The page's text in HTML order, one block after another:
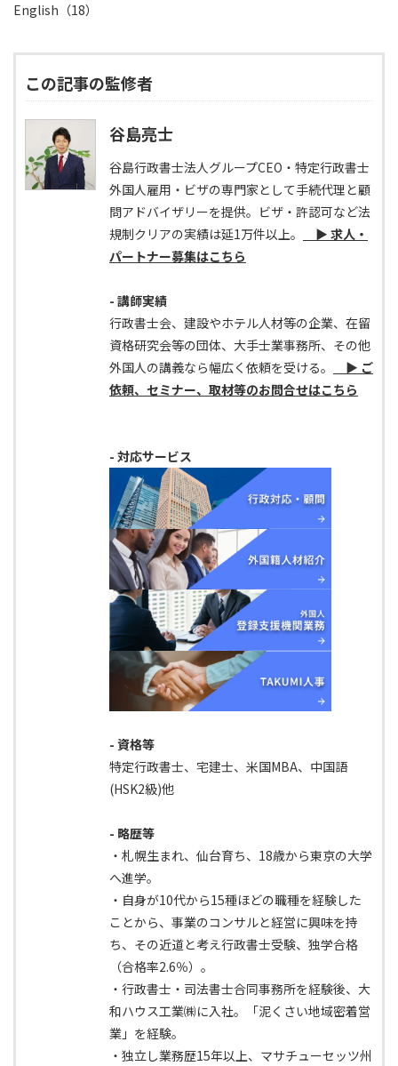
English（18）
この記事の監修者
谷島亮士
谷島行政書士法人グループCEO・特定行政書士
外国人雇用・ビザの専門家として手続代理と顧
問アドバイザリーを提供。ビザ・許認可など法
規制クリアの実績は延1万件以上。
▶ 求人・
パートナー募集はこちら
- 講師実績
行政書士会、建設やホテル人材等の企業、在留
資格研究会等の団体、大手士業事務所、その他
外国人の講義なら幅広く依頼を受ける。
▶ ご
依頼、セミナー、取材等のお問合せはこちら
- 対応サービス
- 資格等
特定行政書士、宅建士、米国MBA、中国語
(HSK2級)他
- 略歴等
・札幌生まれ、仙台育ち、18歳から東京の大学
へ進学。
・自身が10代から15種ほどの職種を経験した
ことから、事業のコンサルと経営に興味を持
ち、その近道と考え行政書士受験、独学合格
（合格率2.6％）。
・行政書士・司法書士合同事務所を経験後、大
和ハウス工業㈱に入社。「泥くさい地域密着営
業」を経験。
・独立し業務歴15年以上、マサチューセッツ州